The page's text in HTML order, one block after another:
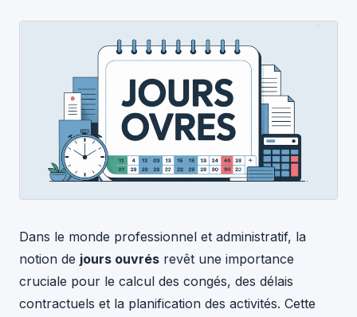
Dans le monde professionnel et administratif, la
notion de jours ouvrés revêt une importance
cruciale pour le calcul des congés, des délais
contractuels et la planification des activités. Cette